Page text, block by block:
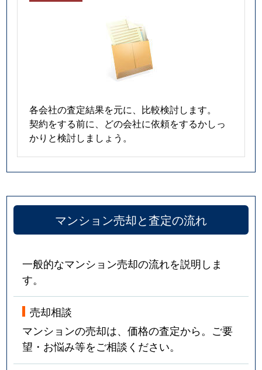
各会社の査定結果を元に、比較検討します。
契約をする前に、どの会社に依頼をするかしっ
かりと検討しましょう。
マンション売却と査定の流れ
一般的なマンション売却の流れを説明しま
す。
売却相談
マンションの売却は、価格の査定から。ご要
望・お悩み等をご相談ください。